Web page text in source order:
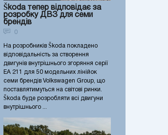
Škoda тепер відповідає за
розробку ДВЗ для семи
брендів
0
На розробників Škoda покладено
відповідальність за створення
двигунів внутрішнього згоряння серії
EA 211 для 50 модельних лінійок
семи брендів Volkswagen Group, що
поставлятимуться на світові ринки.
Škoda буде розробляти всі двигуни
внутрішнього ...